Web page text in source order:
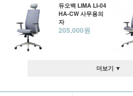
듀오백 LIMA LI-04
HA-CW 사무용의
자
205,000원
더보기 ▼